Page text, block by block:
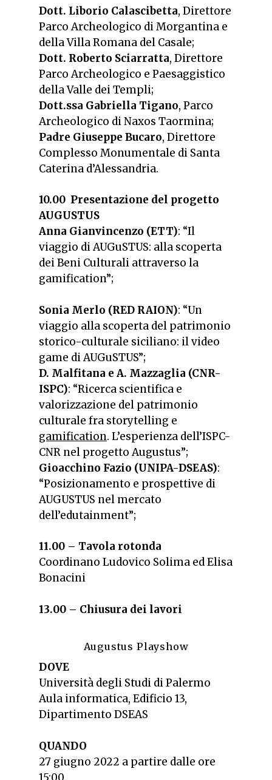
Dott. Liborio Calascibetta, Direttore
Parco Archeologico di Morgantina e
della Villa Romana del Casale;
Dott. Roberto Sciarratta, Direttore
Parco Archeologico e Paesaggistico
della Valle dei Templi;
Dott.ssa Gabriella Tigano, Parco
Archeologico di Naxos Taormina;
Padre Giuseppe Bucaro, Direttore
Complesso Monumentale di Santa
Caterina d’Alessandria.
10.00 Presentazione del progetto
AUGUSTUS
Anna Gianvincenzo (ETT): “Il
viaggio di AUGuSTUS: alla scoperta
dei Beni Culturali attraverso la
gamification”;
Sonia Merlo (RED RAION): “Un
viaggio alla scoperta del patrimonio
storico-culturale siciliano: il video
game di AUGuSTUS”;
D. Malfitana e A. Mazzaglia (CNR-
ISPC): “Ricerca scientifica e
valorizzazione del patrimonio
culturale fra storytelling e
gamification. L’esperienza dell’ISPC-
CNR nel progetto Augustus”;
Gioacchino Fazio (UNIPA-DSEAS):
“Posizionamento e prospettive di
AUGUSTUS nel mercato
dell’edutainment”;
11.00 – Tavola rotonda
Coordinano Ludovico Solima ed Elisa
Bonacini
13.00 – Chiusura dei lavori
Augustus Playshow
DOVE
Università degli Studi di Palermo
Aula informatica, Edificio 13,
Dipartimento DSEAS
QUANDO
27 giugno 2022 a partire dalle ore